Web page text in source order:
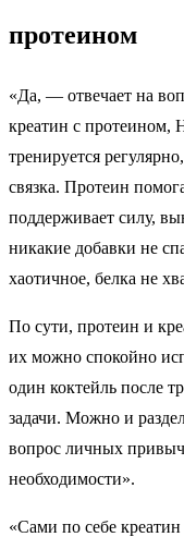
протеином
«Да, — отвечает на
креатин с протеином,
тренируется
связка. Протеин
поддерживает силу,
никакие добавки не
хаотичное, белка не
По сути, протеин и
их можно спокойно
один коктейль после
задачи. Можно и
вопрос личных
необходимости».
«Сами по себе